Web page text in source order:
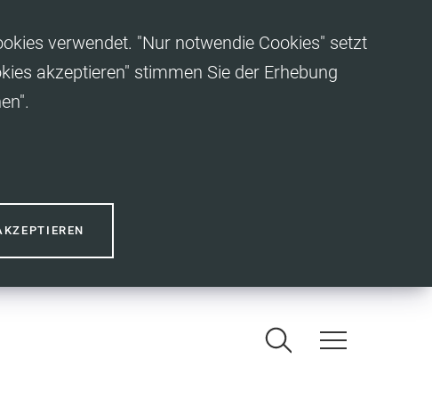
verwendet. "Nur notwendie Cookies" setzt
akzeptieren" stimmen Sie der Erhebung